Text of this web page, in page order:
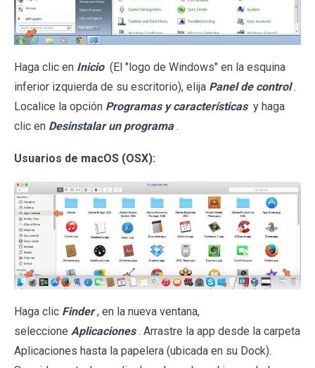
Haga clic en Inicio (El "logo de Windows" en la esquina
inferior izquierda de su escritorio), elija Panel de control .
Localice la opción Programas y características y haga
clic en Desinstalar un programa .
Usuarios de macOS (OSX):
Haga clic Finder , en la nueva ventana,
seleccione Aplicaciones . Arrastre la app desde la carpeta
Aplicaciones hasta la papelera (ubicada en su Dock).